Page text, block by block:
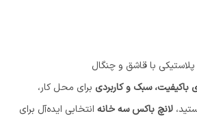
با قاشق و چنگال
سبک و کاربردی برای محل کار،
لانچ باکس سه خانه انتخابی ایده‌آل برای